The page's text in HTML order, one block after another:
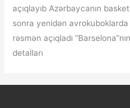
açıqlayıb Azərbaycanın
sonra yenidən avrokuboklarda
rəsmən açıqladı
detalları